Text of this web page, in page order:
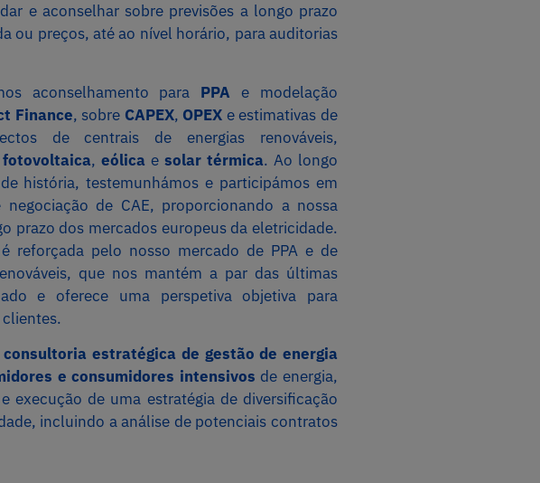
e aconselhar sobre previsões a longo prazo
ou preços, até ao nível horário, para auditorias
aconselhamento para PPA e modelação
Finance, sobre CAPEX, OPEX e estimativas de
de centrais de energias renováveis,
, eólica e solar térmica. Ao longo
história, testemunhámos e participámos em
de CAE, proporcionando a nossa
prazo dos mercados europeus da eletricidade.
reforçada pelo nosso mercado de PPA e de
que nos mantém a par das últimas
e oferece uma perspetiva objetiva para
consultoria estratégica de gestão de energia
e consumidores intensivos de energia,
execução de uma estratégia de diversificação
incluindo a análise de potenciais contratos